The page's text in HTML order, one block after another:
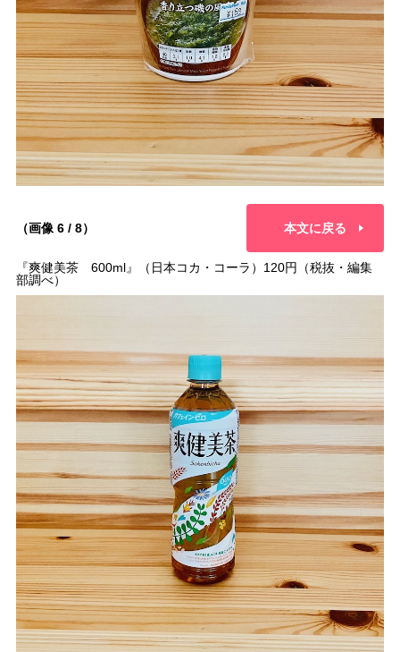
（画像 6 / 8） 本文に戻る
『爽健美茶 600ml』（日本コカ・コーラ）120円（税抜・編集
部調べ）